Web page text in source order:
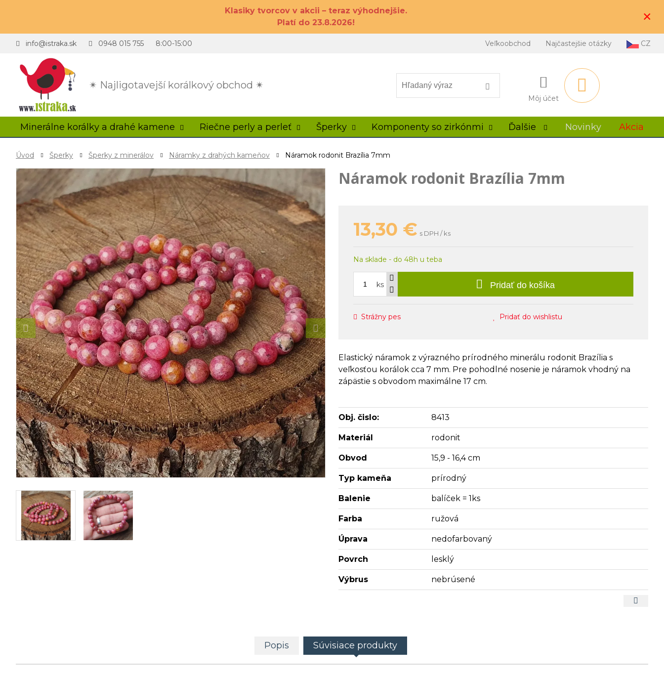
Klasiky tvorcov v akcii – teraz výhodnejšie.
Platí do 23.8.2026!
×
✴ Najligotavejší korálkový obchod ✴
info@istraka.sk 0948 015 755 8:00-15:00 Veľkoobchod Najčastejšie otázky CZ
Môj účet
Minerálne korálky a drahé kamene Riečne perly a perleť Šperky Komponenty so zirkónmi Ďalšie Novinky Akcia
Úvod Šperky Šperky z minerálov Náramky z drahých kameňov Náramok rodonit Brazília 7mm
Náramok rodonit Brazília 7mm
13,30 € s DPH / ks
Na sklade - do 48h u teba
ks Pridať do košíka
Strážny pes Pridať do wishlistu
Elastický náramok z výrazného prírodného minerálu rodonit Brazília s
veľkosťou korálok cca 7 mm. Pre pohodlné nosenie je náramok vhodný na
zápästie s obvodom maximálne 17 cm.
Obj. čislo: 8413
Materiál rodonit
Obvod 15,9 - 16,4 cm
Typ kameňa prírodný
Balenie balíček = 1ks
Farba ružová
Úprava nedofarbovaný
Povrch lesklý
Výbrus nebrúsené
Popis Súvisiace produkty